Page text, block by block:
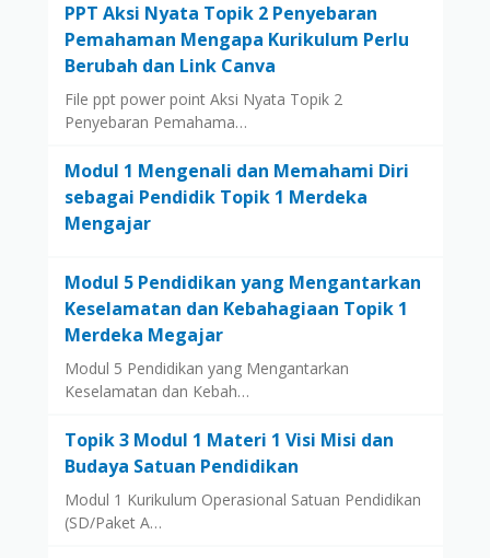
PPT Aksi Nyata Topik 2 Penyebaran
Pemahaman Mengapa Kurikulum Perlu
Berubah dan Link Canva
File ppt power point Aksi Nyata Topik 2
Penyebaran Pemahama…
Modul 1 Mengenali dan Memahami Diri
sebagai Pendidik Topik 1 Merdeka
Mengajar
Modul 5 Pendidikan yang Mengantarkan
Keselamatan dan Kebahagiaan Topik 1
Merdeka Megajar
Modul 5 Pendidikan yang Mengantarkan
Keselamatan dan Kebah…
Topik 3 Modul 1 Materi 1 Visi Misi dan
Budaya Satuan Pendidikan
Modul 1 Kurikulum Operasional Satuan Pendidikan
(SD/Paket A…